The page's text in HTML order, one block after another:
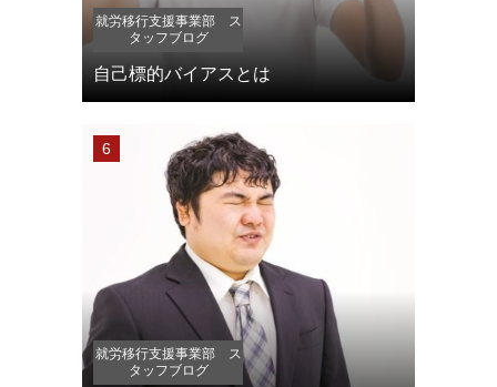
就労移行支援事業部 ス
タッフブログ
自己標的バイアスとは
就労移行支援事業部 ス
タッフブログ